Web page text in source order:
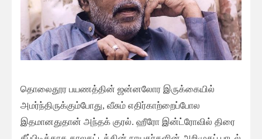
தொலைதூர பயணத்தின் ஜன்னலோர இருக்கையில்
அமர்ந்திருக்கும்போது, வீசும் எதிர்காற்றைப்போல
இதமானதுதான் அந்தக் குரல். ஹீரோ இன்ட்ரோவில் திரை